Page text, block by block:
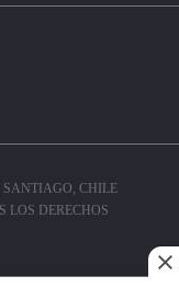
SANTIAGO, CHILE
LOS DERECHOS